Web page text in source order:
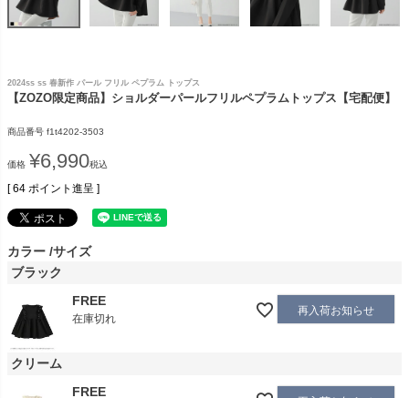
2024ss ss 春新作 パール フリル ペプラム トップス
【ZOZO限定商品】ショルダーパールフリルペプラムトップス【宅配便】
商品番号 f1t4202-3503
価格 ¥6,990税込
[ 64 ポイント進呈 ]
カラー サイズ
ブラック
FREE
在庫切れ
再入荷お知らせ
クリーム
FREE